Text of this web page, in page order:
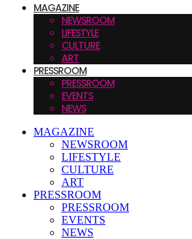
MAGAZINE
NEWSROOM
LIFESTYLE
CULTURE
ART
PRESSROOM
PRESSROOM
EVENTS
NEWS
MAGAZINE
NEWSROOM
LIFESTYLE
CULTURE
ART
PRESSROOM
PRESSROOM
EVENTS
NEWS